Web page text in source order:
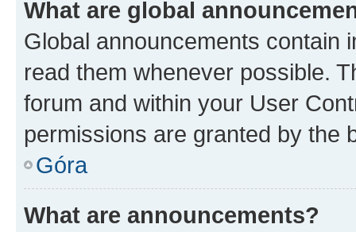
What are global
Global announcements contain
read them whenever possible.
forum and within your User
permissions are granted by the
Góra
What are announcements?